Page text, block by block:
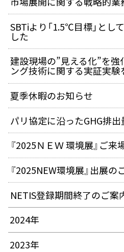
SBTiより「1.5℃目標」とし
した
建設現場の”見える化”を強
ング技術に関する実証実験
夏季休暇のお知らせ
パリ協定に沿ったGHG排出
『2025ＮＥＷ 環境展』ご
『2025NEW環境展』出展の
NETIS登録期間終了のご案
2024年
2023年